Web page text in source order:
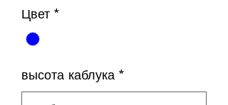
Цвет *
высота каблука *